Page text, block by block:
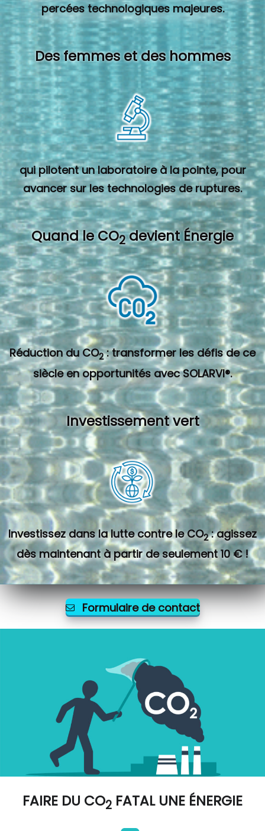
percées technologiques majeures.
Des femmes et des hommes
qui pilotent un laboratoire à la pointe, pour
avancer sur les technologies de ruptures.
Quand le CO2devient Énergie
Réduction du CO2 : transformer les défis de ce
siècle en opportunités avec SOLARVI®.
Investissement vert
Investissez dans la lutte contre le CO2 : agissez
dès maintenant à partir de seulement 10 € !
Formulaire de contact
FAIRE DU CO2 FATAL UNE ÉNERGIE